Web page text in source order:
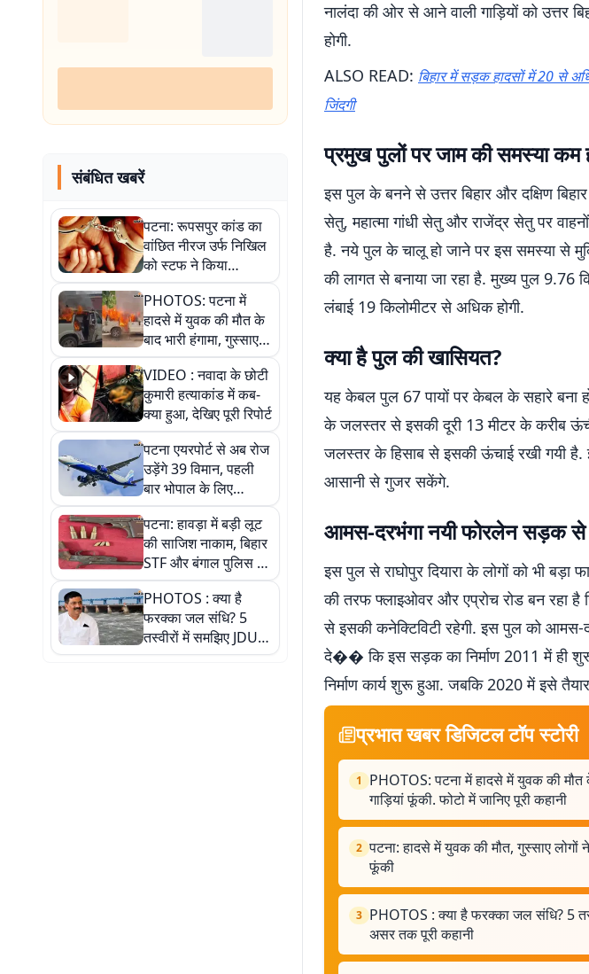
संबंधित खबरें
पटना: रूपसपुर कांड का
वांछित नीरज उर्फ निखिल
को स्टफ ने किया
गिरफ्तार, 125 पुड़िया
स्मैक जब्त
PHOTOS: पटना में
हादसे में युवक की मौत के
बाद भारी हंगामा, गुस्साए
लोगों ने बस-पुलिस की
गाड़ियां फूंकी. फोटो में
जानिए पूरी कहानी
VIDEO : नवादा के छोटी
कुमारी हत्याकांड में कब-
क्या हुआ, देखिए पूरी रिपोर्ट
पटना एयरपोर्ट से अब रोज
उड़ेंगे 39 विमान, पहली
बार भोपाल के लिए
डायरेक्ट फ्लाइट, जानें
नया शेड्यूल
पटना: हावड़ा में बड़ी लूट
की साजिश नाकाम, बिहार
STF और बंगाल पुलिस ने
6 अपराधियों को किया
गिरफ्तार
PHOTOS : क्या है
फरक्का जल संधि? 5
तस्वीरों में समझिए JDU के
विरोध से लेकर बिहार पर
नालंदा की ओर से आने वाली गाड़ियों को उत्तर
होगी.
ALSO READ: बिहार में सड़क हादसों में 20 से
जिंदगी
प्रमुख पुलों पर जाम की समस्या कम
इस पुल के बनने से उत्तर बिहार और दक्षिण
सेतु, महात्मा गांधी सेतु और राजेंद्र सेतु पर
है. नये पुल के चालू हो जाने पर इस समस्या से
की लागत से बनाया जा रहा है. मुख्य पुल 9.76
लंबाई 19 किलोमीटर से अधिक होगी.
क्या है पुल की खासियत?
यह केबल पुल 67 पायों पर केबल के सहारे बना
के जलस्तर से इसकी दूरी 13 मीटर के करीब
जलस्तर के हिसाब से इसकी ऊंचाई रखी गयी
आसानी से गुजर सकेंगे.
आमस-दरभंगा नयी फोरलेन सड़क से
इस पुल से राघोपुर दियारा के लोगों को भी बड़ा
की तरफ फ्लाइओवर और एप्रोच रोड बन रहा
से इसकी कनेक्टिविटी रहेगी. इस पुल को आमस-
दे�� कि इस सड़क का निर्माण 2011 में ही
निर्माण कार्य शुरू हुआ. जबकि 2020 में इसे
प्रभात खबर डिजिटल टॉप स्टोरी
1
PHOTOS: पटना में हादसे में युवक की मौत
गाड़ियां फूंकी. फोटो में जानिए पूरी कहानी
2 पटना: हादसे में युवक की मौत, गुस्साए
फूंकी
3 PHOTOS : क्या है फरक्का जल संधि? 5
असर तक पूरी कहानी